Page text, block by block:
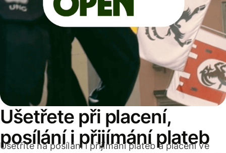
Ušetřete při placení,
posílání i přijímání plateb
Ušetříte na posílání i přijímání plateb a placení ve